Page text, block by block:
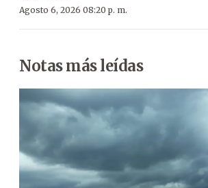
Agosto 6, 2026 08:20 p. m.
Notas más leídas